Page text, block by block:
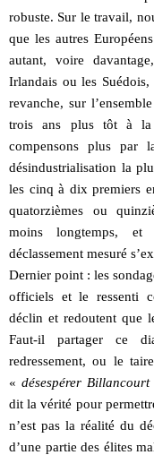
robuste. Sur le travail,
que les autres
autant, voire
Irlandais ou les
revanche, sur
trois ans plus tôt à la
compensons plus par
désindustrialisation la
les cinq à dix premiers
quatorzièmes ou
moins longtemps,
déclassement mesuré
Dernier point : les
officiels et le ressenti
déclin et redoutent que
Faut-il partager ce
redressement, ou le
«désespérer Billancourt
dit la vérité pour
n’est pas la réalité du
d’une partie des élites